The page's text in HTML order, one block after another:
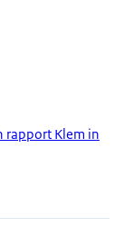
rapport Klem in